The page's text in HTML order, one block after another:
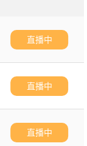
直播中
直播中
直播中